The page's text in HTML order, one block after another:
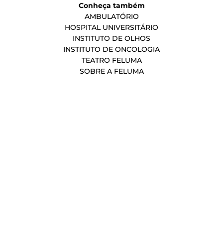
Conheça também
AMBULATÓRIO
HOSPITAL UNIVERSITÁRIO
INSTITUTO DE OLHOS
INSTITUTO DE ONCOLOGIA
TEATRO FELUMA
SOBRE A FELUMA